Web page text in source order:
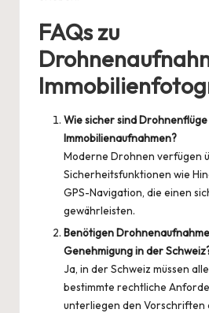
FAQs zu
Wie sicher sind
Immobilienaufnahmen?
Moderne Drohnen verfügen
Sicherheitsfunktionen wie
GPS-Navigation, die einen
gewährleisten.
Benötigen
Genehmigung in der
Ja, in der Schweiz müssen
bestimmte rechtliche
unterliegen den Vorschriften